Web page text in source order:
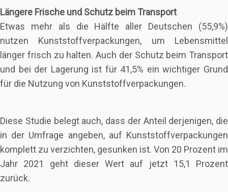
Längere Frische und Schutz beim Transport
Etwas mehr als die Hälfte aller Deutschen (55,9%)
nutzen Kunststoffverpackungen, um Lebensmittel
länger frisch zu halten. Auch der Schutz beim Transport
und bei der Lagerung ist für 41,5% ein wichtiger Grund
für die Nutzung von Kunststoffverpackungen.
Diese Studie belegt auch, dass der Anteil derjenigen, die
in der Umfrage angeben, auf Kunststoffverpackungen
komplett zu verzichten, gesunken ist. Von 20 Prozent im
Jahr 2021 geht dieser Wert auf jetzt 15,1 Prozent
zurück.